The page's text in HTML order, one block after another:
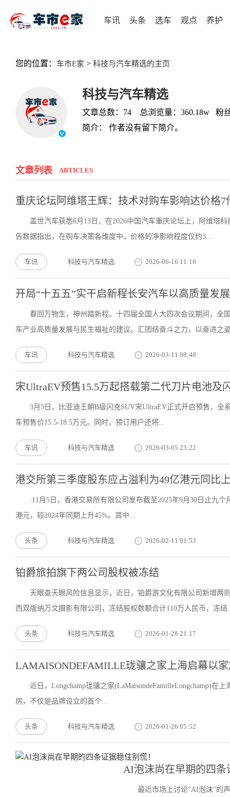
车讯 头条 选车 观点 养护
您的位置： 车市E家 > 科技与汽车精选的主页
科技与汽车精选
文章总数：74 总浏览量：360.18w 粉
简介： 作者没有留下简介。
文章列表 ARTICLES
重庆论坛阿维塔王辉：技术对购车影响达价格7
盖世汽车获悉6月13日，在2026中国汽车重庆论坛上，阿维塔
告数据指出，在购车决策各维度中，价格的净影响程度仅约3...
车讯 科技与汽车精选 2026-06-16 11:16
开局“十五五”实干启新程长安汽车以高质量发
春回万物生，神州踏新程。十四届全国人大四次会议期间，全
车产业高质量发展与民生福祉的建议。汇团结奋斗之力，以奋进之
车讯 科技与汽车精选 2026-03-11 08:48
宋UltraEV预售15.5万起搭载第二代刀片电池及
3月5日，比亚迪王朝B级闪充SUV宋UltraEV正式开启预售，
车预售价15.5-18.5万元。同时，预订用户还将...
车讯 科技与汽车精选 2026-03-05 23:22
港交所第三季度股东应占溢利为49亿港元同比
:11月5日，香港交易所有限公司发布截至2025年9月30日止九
港元，较2024年同期上升45%。其中...
头条 科技与汽车精选 2026-02-11 01:53
铂爵旅拍旗下两公司股权被冻结
天眼查天眼风险信息显示，近日，铂爵游文化有限公司新增两
西双版纳万文摄影有限公司，冻结股权数额合计110万人民币，冻结
头条 科技与汽车精选 2026-01-28 21:17
LAMAISONDEFAMILLE珑骧之家上海启幕以
近日，Longchamp珑骧之家(LaMaisondeFamilleLongchamp)在
房，不仅是品牌设立的首个...
头条 科技与汽车精选 2026-01-26 05:52
AI泡沫尚在早期的四条
最近市场上讨论“AI泡沫”的